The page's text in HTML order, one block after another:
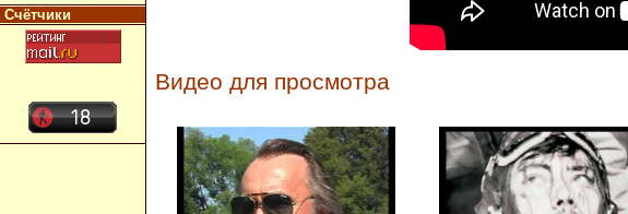
Счётчики
Видео для просмотра